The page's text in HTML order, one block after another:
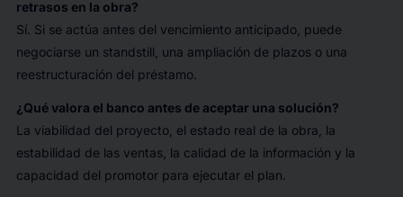
retrasos en la obra?
Sí. Si se actúa antes del vencimiento anticipado, puede
negociarse un standstill, una ampliación de plazos o una
reestructuración del préstamo.
¿Qué valora el banco antes de aceptar una solución?
La viabilidad del proyecto, el estado real de la obra, la
estabilidad de las ventas, la calidad de la información y la
capacidad del promotor para ejecutar el plan.